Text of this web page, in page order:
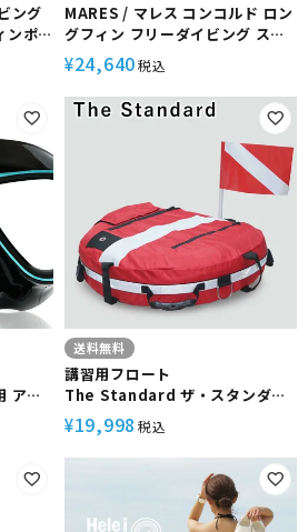
ング
ンポ
製
Hele
MARES / マレス コンコルド ロン
グフィン フリーダイビング スク
ーバダイビング
¥24,640税込
アポ
ク
ー
グ
送料無料
講習用フロート
The Standard ザ・スタンダー
ド ダイビング 海洋実習 フリーダ
イビングトレーニング
¥19,998 税込